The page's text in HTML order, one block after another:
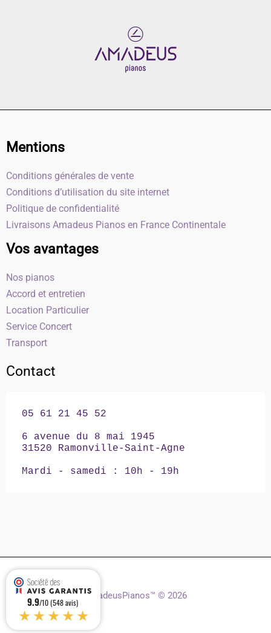
Mentions
Conditions générales de vente
Conditions d’utilisation du site internet
Politique de confidentialité
Livraisons Amadeus Pianos en France Continentale
Vos avantages
Nos pianos
Accord et entretien
Location Particulier
Service Concert
Transport
Contact
05 61 21 45 52
6 avenue du 8 mai 1945
31520 Ramonville-Saint-Agne
Mardi - samedi : 10h - 19h
AmadeusPianos™ © 2026
9.9/10 (548 avis)
★★★★★